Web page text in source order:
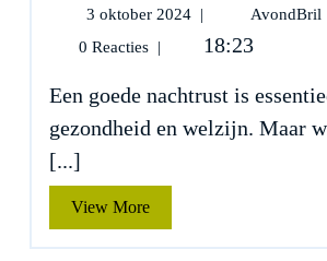
3 oktober 2024 3
2024
| AvondBril
0 Reacties | 18:23
Een goede nachtrust is
gezondheid en welzijn. Maar
[...]
View MoreView
More